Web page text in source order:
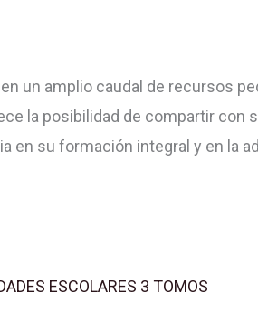
un amplio caudal de recursos
la posibilidad de compartir
su formación integral y en la